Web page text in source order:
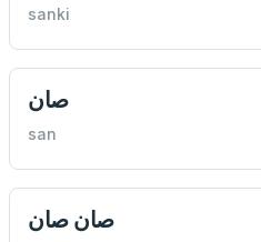
sanki
صان
san
صان صان